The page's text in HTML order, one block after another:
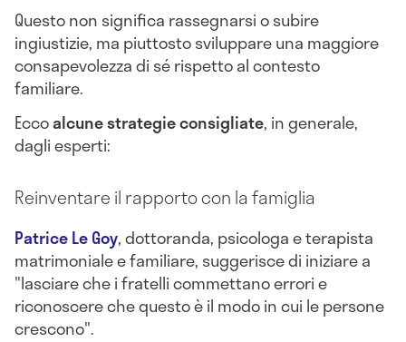
Questo non significa rassegnarsi o subire
ingiustizie, ma piuttosto sviluppare una maggiore
consapevolezza di sé rispetto al contesto
familiare.
Eccoalcune strategie consigliate, in generale,
dagli esperti:
Reinventare il rapporto con la famiglia
Patrice Le Goy, dottoranda, psicologa e terapista
matrimoniale e familiare, suggerisce di iniziare a
"lasciare che i fratelli commettano errori e
riconoscere che questo è il modo in cui le persone
crescono".